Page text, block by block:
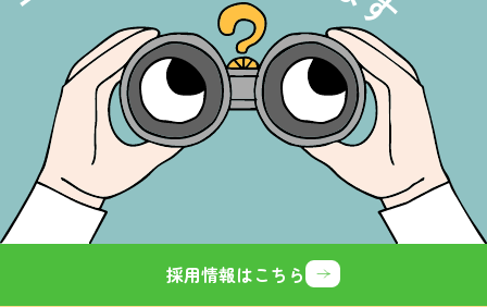
採用情報はこちら